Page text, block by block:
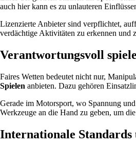
auch hier kann es zu unlauteren
Lizenzierte Anbieter sind verpflichtet,
verdächtige Aktivitäten zu erkennen und
Verantwortungsvoll
Faires Wetten bedeutet nicht nur,
Spielen anbieten. Dazu gehören
Gerade im Motorsport, wo Spannung
Werkzeuge an die Hand zu geben, um
Internationale Standards